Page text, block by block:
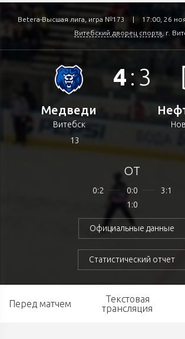
Betera-Высшая лига, игра №173 |
17:00, 26
Витебский дворец спорта, г.
Медведи
Витебск
13
4: 3
ОТ
0:2 0:0
3:1
1:0
Официальные данные
Статистический отчет
Перед матчем
Текстовая
трансляция